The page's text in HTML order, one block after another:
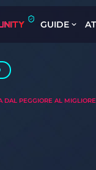
GUIDE
DAL PEGGIORE AL MIGLIORE